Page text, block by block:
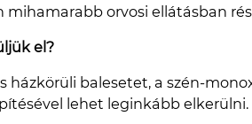
mihamarabb orvosi ellátásban
el?
házkörüli balesetet, a szén-
lehet leginkább